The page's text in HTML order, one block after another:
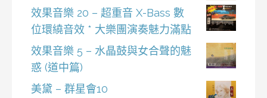
效果音樂 20 – 超重音 X-Bass 數
位環繞音效 * 大樂團演奏魅力滿點
效果音樂 5 – 水晶鼓與女合聲的魅
惑 (道中篇)
美黛 – 群星會10